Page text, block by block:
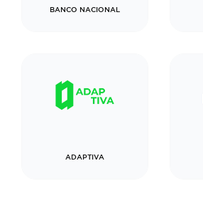
BANCO NACIONAL
ADAPTIVA